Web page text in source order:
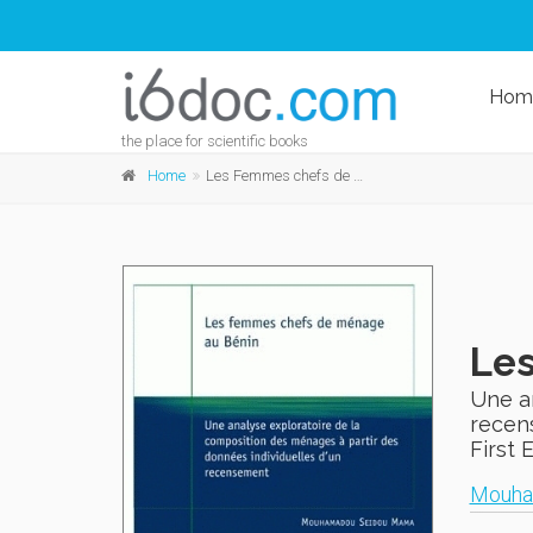
the place for scientific books
Home Les Femmes chefs de ménage au Bénin
Une
First